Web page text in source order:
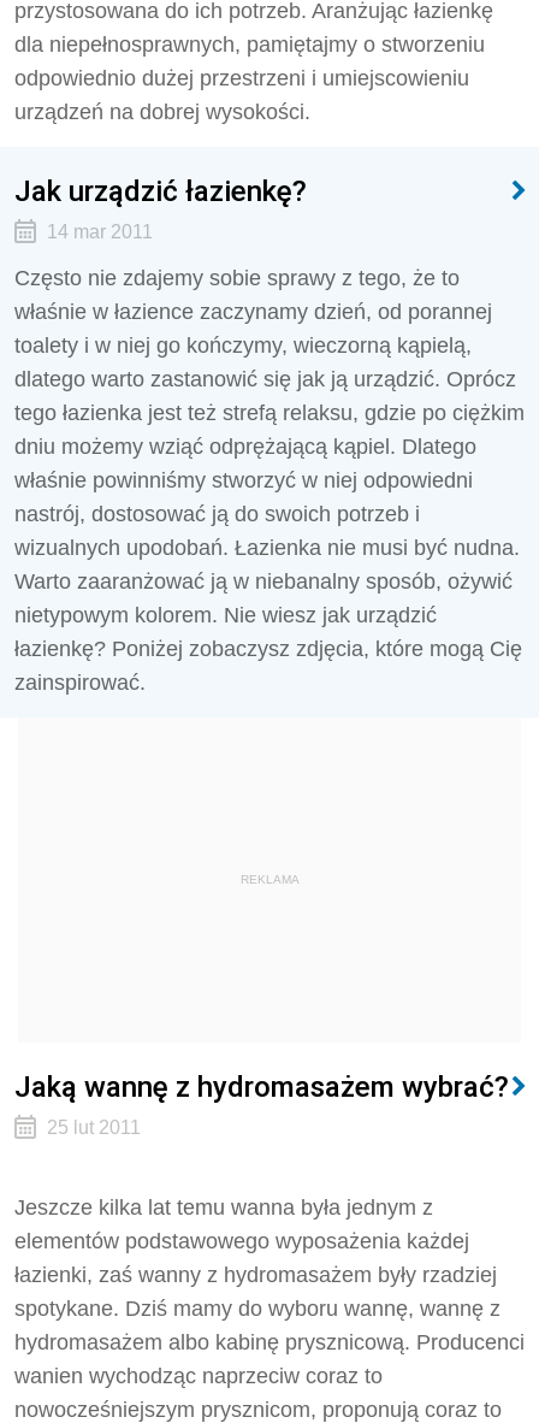
przystosowana do ich potrzeb. Aranżując łazienkę
dla niepełnosprawnych, pamiętajmy o stworzeniu
odpowiednio dużej przestrzeni i umiejscowieniu
urządzeń na dobrej wysokości.
Jak urządzić łazienkę?
14 mar 2011
Często nie zdajemy sobie sprawy z tego, że to
właśnie w łazience zaczynamy dzień, od porannej
toalety i w niej go kończymy, wieczorną kąpielą,
dlatego warto zastanowić się jak ją urządzić. Oprócz
tego łazienka jest też strefą relaksu, gdzie po ciężkim
dniu możemy wziąć odprężającą kąpiel. Dlatego
właśnie powinniśmy stworzyć w niej odpowiedni
nastrój, dostosować ją do swoich potrzeb i
wizualnych upodobań. Łazienka nie musi być nudna.
Warto zaaranżować ją w niebanalny sposób, ożywić
nietypowym kolorem. Nie wiesz jak urządzić
łazienkę? Poniżej zobaczysz zdjęcia, które mogą Cię
zainspirować.
REKLAMA
Jaką wannę z hydromasażem wybrać?
25 lut 2011
Jeszcze kilka lat temu wanna była jednym z
elementów podstawowego wyposażenia każdej
łazienki, zaś wanny z hydromasażem były rzadziej
spotykane. Dziś mamy do wyboru wannę, wannę z
hydromasażem albo kabinę prysznicową. Producenci
wanien wychodząc naprzeciw coraz to
nowocześniejszym prysznicom, proponują coraz to